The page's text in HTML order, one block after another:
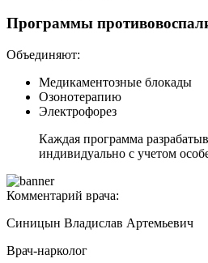
Программы
Объединяют:
Медикаментозные блокады
Озонотерапию
Электрофорез
Каждая программа
индивидуально с учетом
Комментарий врача:
Синицын Владислав Артемьевич
Врач-нарколог